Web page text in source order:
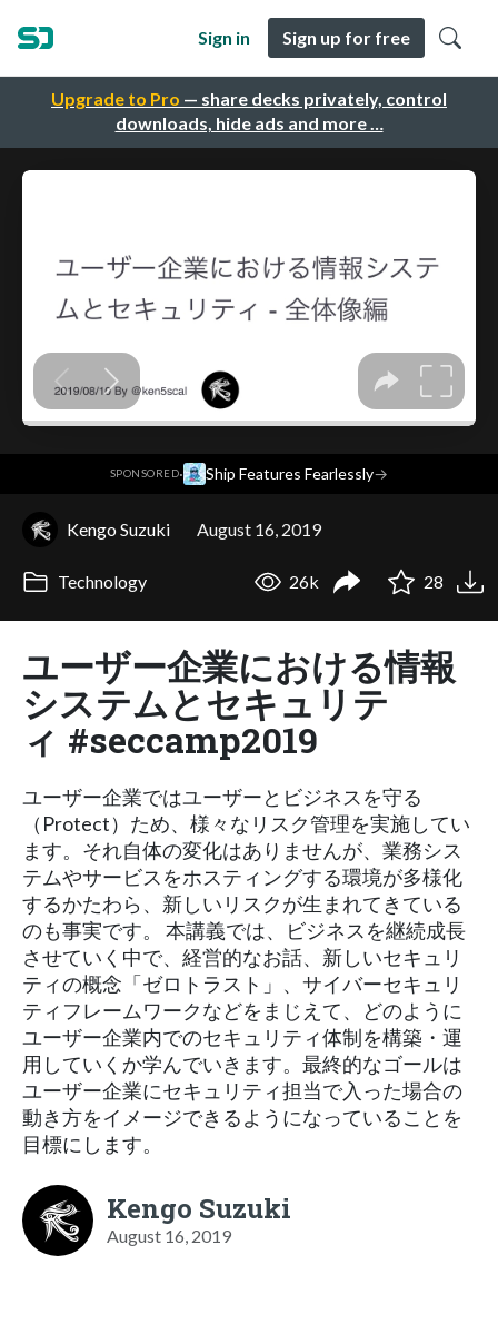
Upgrade to Pro — share decks privately, control
downloads, hide ads and more …
Sign in Sign up for free
SPONSORED· Ship Features Fearlessly→
Kengo Suzuki August 16, 2019
Technology 26k 28
ユーザー企業における情報
システムとセキュリテ
ィ #seccamp2019
ユーザー企業ではユーザーとビジネスを守る
（Protect）ため、様々なリスク管理を実施してい
ます。それ自体の変化はありませんが、業務シス
テムやサービスをホスティングする環境が多様化
するかたわら、新しいリスクが生まれてきている
のも事実です。 本講義では、ビジネスを継続成長
させていく中で、経営的なお話、新しいセキュリ
ティの概念「ゼロトラスト」、サイバーセキュリ
ティフレームワークなどをまじえて、どのように
ユーザー企業内でのセキュリティ体制を構築・運
用していくか学んでいきます。最終的なゴールは
ユーザー企業にセキュリティ担当で入った場合の
動き方をイメージできるようになっていることを
目標にします。
Kengo Suzuki
August 16, 2019